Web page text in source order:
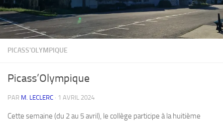
PICASS'OLYMPIQUE
Picass’Olympique
PAR M. LECLERC · 1 AVRIL 2024
Cette semaine (du 2 au 5 avril), le collège participe à la huitième